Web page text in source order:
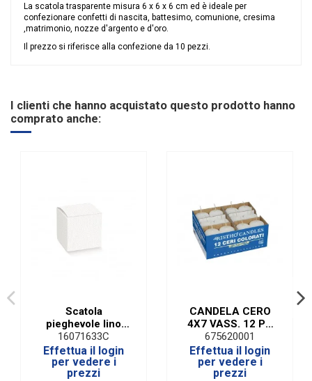
La scatola trasparente misura 6 x 6 x 6 cm ed è ideale per
confezionare confetti di nascita, battesimo, comunione, cresima
,matrimonio, nozze d'argento e d'oro.
Il prezzo si riferisce alla confezione da 10 pezzi.
Tipologia Pieghevoli
I clienti che hanno acquistato questo prodotto hanno
comprato anche:
Scatola
pieghevole lino
bianca 8 X 8 X 8
cm (10 pezzi)
16071633C
Effettua il login
per vedere i
prezzi
CANDELA CERO
4X7 VASS. 12 PZ
BIANCO (12
PEZZI)
675620001
Effettua il login
per vedere i
prezzi